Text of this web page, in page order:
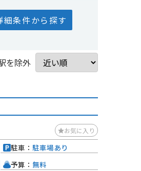
細条件から探す
を除外
お気に入り
駐車： 駐車場あり
予算： 無料